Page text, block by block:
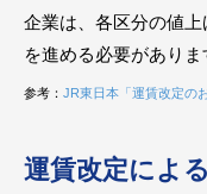
企業は、各区分の値
を進める必要がありま
参考： JR東日本「運賃改定の
運賃改定によ